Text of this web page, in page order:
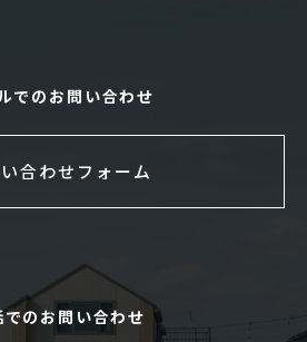
でのお問い合わせ
合わせフォーム
でのお問い合わせ